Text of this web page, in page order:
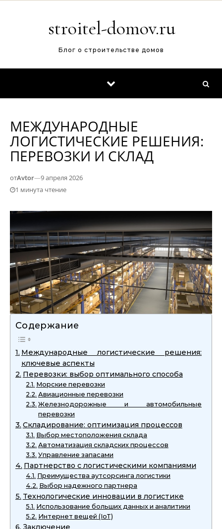
stroitel-domov.ru
Блог о строительстве домов
МЕЖДУНАРОДНЫЕ
ЛОГИСТИЧЕСКИЕ РЕШЕНИЯ:
ПЕРЕВОЗКИ И СКЛАД
отAvtor—9 апреля 2026
1 минута чтение
Содержание
Международные логистические решения:
ключевые аспекты
Перевозки: выбор оптимального способа
Морские перевозки
Авиационные перевозки
Железнодорожные и автомобильные
перевозки
Складирование: оптимизация процессов
Выбор местоположения склада
Автоматизация складских процессов
Управление запасами
Партнерство с логистическими компаниями
Преимущества аутсорсинга логистики
Выбор надежного партнера
Технологические инновации в логистике
Использование больших данных и аналитики
Интернет вещей (IoT)
Заключение